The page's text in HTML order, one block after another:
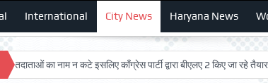
International City News Haryana News
का नाम न कटे इसलिए काँग्रेस पार्टी द्वारा बीएलए 2 किए जा रहे तैयार: लखन